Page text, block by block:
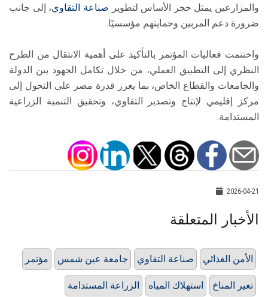
والمزارعين يمثل حجر الأساس لتطوير صناعة التقاوي، إلى جانب
ضرورة دعم المربين وحمايتهم مؤسسيًا.
واختتمت فعاليات المؤتمر بالتأكيد على أهمية الانتقال من الطرح
النظري إلى التطبيق العملي، من خلال تكامل الجهود بين الدولة
والجامعات والقطاع الخاص، بما يعزز قدرة مصر على التحول إلى
مركز إقليمي لإنتاج وتصدير التقاوي، وتحقيق التنمية الزراعية
المستدامة.
2026-04-21
الأخبار المتعلقة
مؤتمر جامعة عين شمس صناعة التقاوي الأمن الغذائي
الزراعة المستدامة استهلاك المياه تغير المناخ